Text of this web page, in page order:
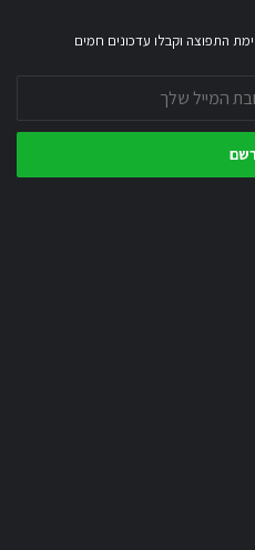
התפוצה וקבלו עדכונים חמים